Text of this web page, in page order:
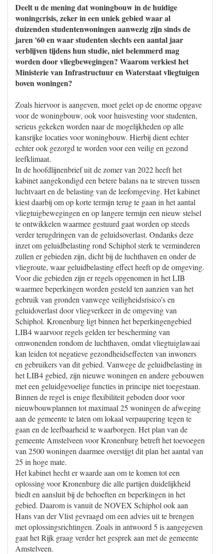
Deelt u de mening dat woningbouw in de huidige
woningcrisis, zeker in een uniek gebied waar al
duizenden studentenwoningen aanwezig zijn sinds de
jaren '60 en waar studenten slechts een aantal jaar
verblijven tijdens hun studie, niet belemmerd mag
worden door vliegbewegingen? Waarom verkiest het
Ministerie van Infrastructuur en Waterstaat vliegtuigen
boven woningen?
Zoals hiervoor is aangeven, moet gelet op de enorme opgave
voor de woningbouw, ook voor huisvesting voor studenten,
serieus gekeken worden naar de mogelijkheden op alle
kansrijke locaties voor woningbouw. Hierbij dient echter
echter ook gezorgd te worden voor een veilig en gezond
leefklimaat.
In de hoofdlijnenbrief uit de zomer van 2022 heeft het
kabinet aangekondigd een betere balans na te streven tussen
luchtvaart en de belasting van de leefomgeving. Het kabinet
kiest daarbij om op korte termijn terug te gaan in het aantal
vliegtuigbewegingen en op langere termijn een nieuw stelsel
te ontwikkelen waarmee gestuurd gaat worden op steeds
verder terugdringen van de geluidsoverlast. Ondanks deze
inzet om geluidbelasting rond Schiphol sterk te verminderen
zullen er gebieden zijn, dicht bij de luchthaven en onder de
vliegroute, waar geluidbelasting effect heeft op de omgeving.
Voor die gebieden zijn er regels opgenomen in het LIB
waarmee beperkingen worden gesteld ten aanzien van het
gebruik van gronden vanwege veiligheidsrisico’s en
geluidoverlast door vliegverkeer in de omgeving van
Schiphol. Kronenburg ligt binnen het beperkingengebied
LIB4 waarvoor regels gelden ter bescherming van
omwonenden rondom de luchthaven, omdat vliegtuiglawaai
kan leiden tot negatieve gezondheidseffecten van inwoners
en gebruikers van dit gebied. Vanwege de geluidbelasting in
het LIB4 gebied, zijn nieuwe woningen en andere gebouwen
met een geluidgevoelige functies in principe niet toegestaan.
Binnen de regel is enige flexibiliteit geboden door voor
nieuwbouwplannen tot maximaal 25 woningen de afweging
aan de gemeente te laten om lokaal verpaupering tegen te
gaan en de leefbaarheid te waarborgen. Het plan van de
gemeente Amstelveen voor Kronenburg betreft het toevoegen
van 2500 woningen daarmee overstijgt dit plan het aantal van
25 in hoge mate.
Het kabinet hecht er waarde aan om te komen tot een
oplossing voor Kronenburg die alle partijen duidelijkheid
biedt en aansluit bij de behoeften en beperkingen in het
gebied. Daarom is vanuit de NOVEX Schiphol ook aan
Hans van der Vlist gevraagd om een advies uit te brengen
met oplossingsrichtingen. Zoals in antwoord 5 is aangegeven
gaat het Rijk graag verder het gesprek aan met de gemeente
Amstelveen.